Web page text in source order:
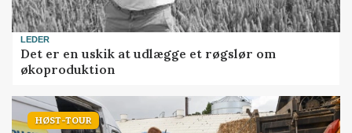
LEDER
Det er en uskik at udlægge et røgslør om
økoproduktion
HØST-TOUR